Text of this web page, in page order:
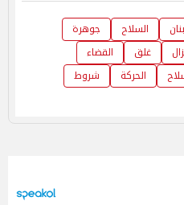
السلاح
جوهرة
غلق
القضاء
الحركة شروط